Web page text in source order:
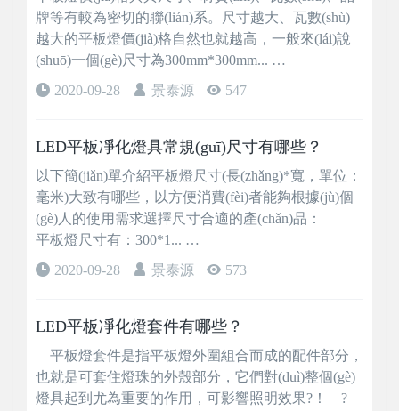
牌等有較為密切的聯(lián)系。尺寸越大、瓦數(shù)
越大的平板燈價(jià)格自然也就越高，一般來(lái)說
(shuō)一個(gè)尺寸為300mm*300mm... …
2020-09-28
景泰源 547
LED平板凈化燈具常規(guī)尺寸有哪些？
以下簡(jiǎn)單介紹平板燈尺寸(長(zhǎng)*寬，單位：
毫米)大致有哪些，以方便消費(fèi)者能夠根據(jù)個
(gè)人的使用需求選擇尺寸合適的產(chǎn)品：
平板燈尺寸有：300*1... …
2020-09-28
景泰源 573
LED平板凈化燈套件有哪些？
平板燈套件是指平板燈外圍組合而成的配件部分，
也就是可套住燈珠的外殼部分，它們對(duì)整個(gè)
燈具起到尤為重要的作用，可影響照明效果?！ ?